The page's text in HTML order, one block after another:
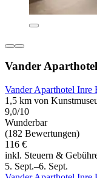
Vander
Vander Aparthotel Inre
1,5 km von
9,0/10
Wunderbar
(182 Bewertungen)
116 €
inkl. Steuern &
5. Sept.–6. Sept.